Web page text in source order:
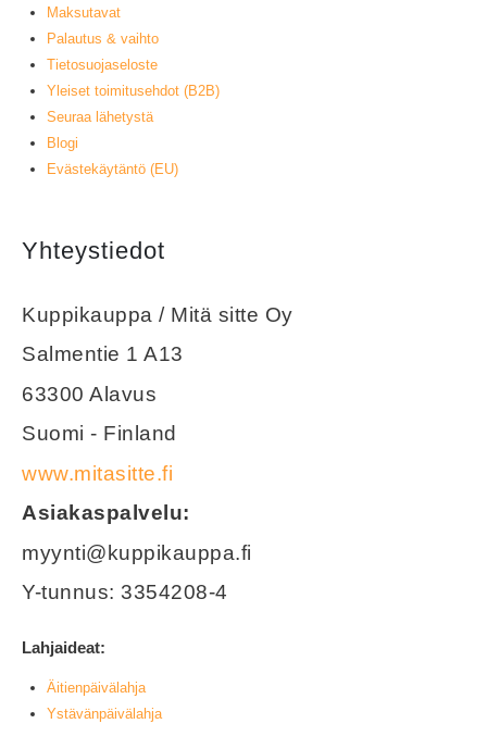
Maksutavat
Palautus & vaihto
Tietosuojaseloste
Yleiset toimitusehdot (B2B)
Seuraa lähetystä
Blogi
Evästekäytäntö (EU)
Yhteystiedot
Kuppikauppa / Mitä sitte Oy
Salmentie 1 A13
63300 Alavus
Suomi - Finland
www.mitasitte.fi
Asiakaspalvelu:
myynti@kuppikauppa.fi
Y-tunnus: 3354208-4
Lahjaideat:
Äitienpäivälahja
Ystävänpäivälahja